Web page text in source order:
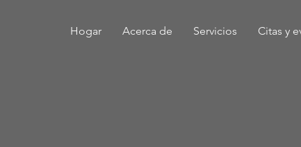
Hogar Acerca de Servicios Citas y